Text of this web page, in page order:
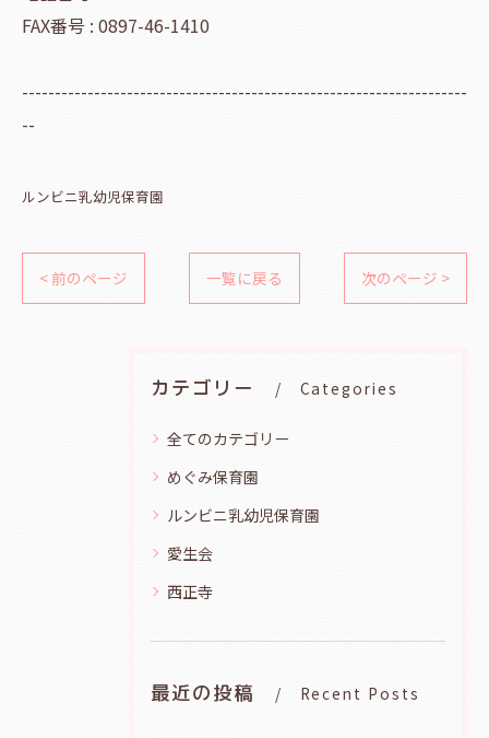
FAX番号 : 0897-46-1410
--------------------------------------------------------------------
--
ルンビニ乳幼児保育園
< 前のページ 一覧に戻る 次のページ >
カテゴリー Categories
全てのカテゴリー
めぐみ保育園
ルンビニ乳幼児保育園
愛生会
西正寺
最近の投稿 Recent Posts